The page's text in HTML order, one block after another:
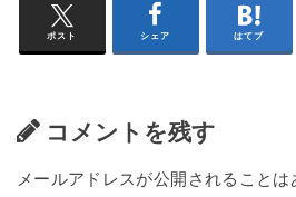
ポスト シェア はてブ
コメントを残す
メールアドレスが公開されることは